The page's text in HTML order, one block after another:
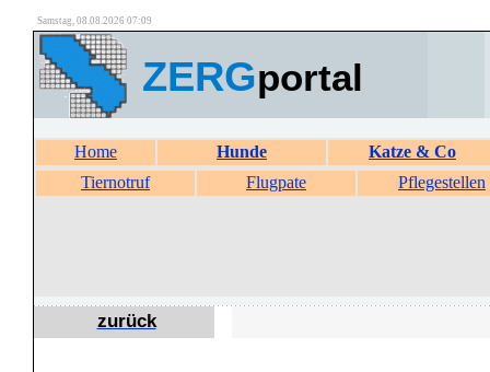
Samstag, 08.08.2026 07:09
ZERGportal
Home Hunde
Katze & Co
Tiernotruf
Flugpate Pflegestellen
zurück